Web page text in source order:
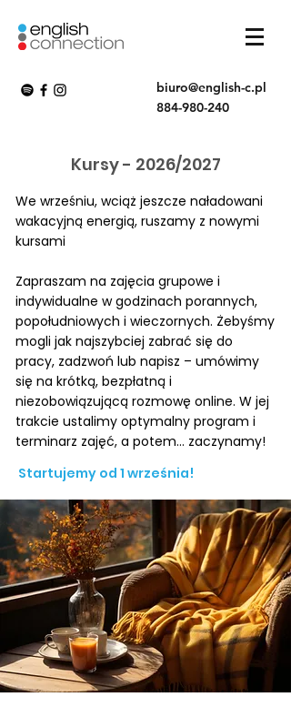
biuro@english-c.pl
884-980-240
Kursy - 2026/2027
We wrześniu, wciąż jeszcze naładowani
wakacyjną energią, ruszamy z nowymi
kursami
Zapraszam na zajęcia grupowe i
indywidualne w godzinach porannych,
popołudniowych i wieczornych. Żebyśmy
mogli jak najszybciej zabrać się do
pracy, zadzwoń lub napisz – umówimy
się na krótką, bezpłatną i
niezobowiązującą rozmowę online. W jej
trakcie ustalimy optymalny program i
terminarz zajęć, a potem… zaczynamy!
Startujemy od 1 września!